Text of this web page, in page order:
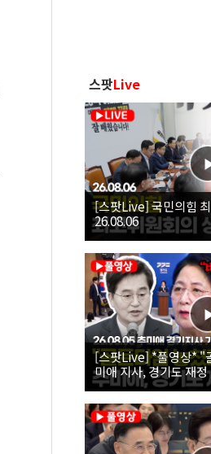
스팟Live
[스팟Live] 국민의힘
26.08.06
[스팟Live] *풀영상* "
미애 지사, 경기도 재
26.08.05 추미애 경기